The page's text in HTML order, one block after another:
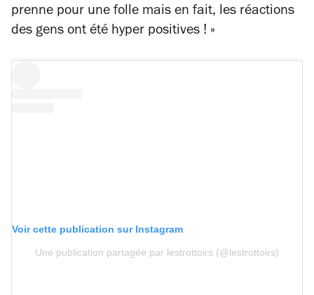
prenne pour une folle mais en fait, les réactions
des gens ont été hyper positives ! »
Voir cette publication sur Instagram
Une publication partagée par lestrottoirs (@lestrottoirs)